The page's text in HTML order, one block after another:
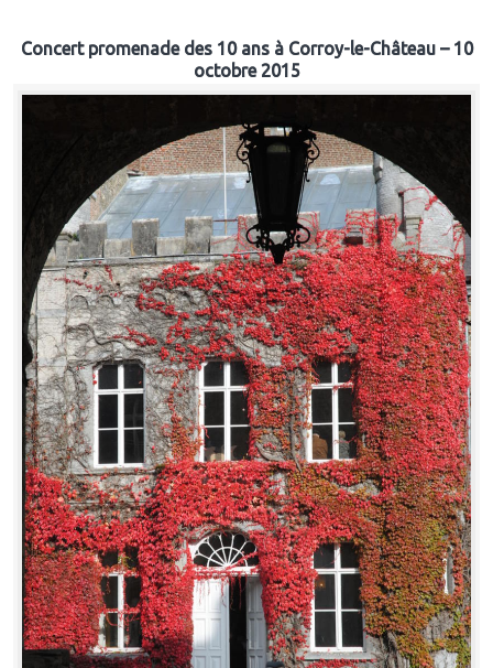
Concert promenade des 10 ans à Corroy-le-Château – 10
octobre 2015